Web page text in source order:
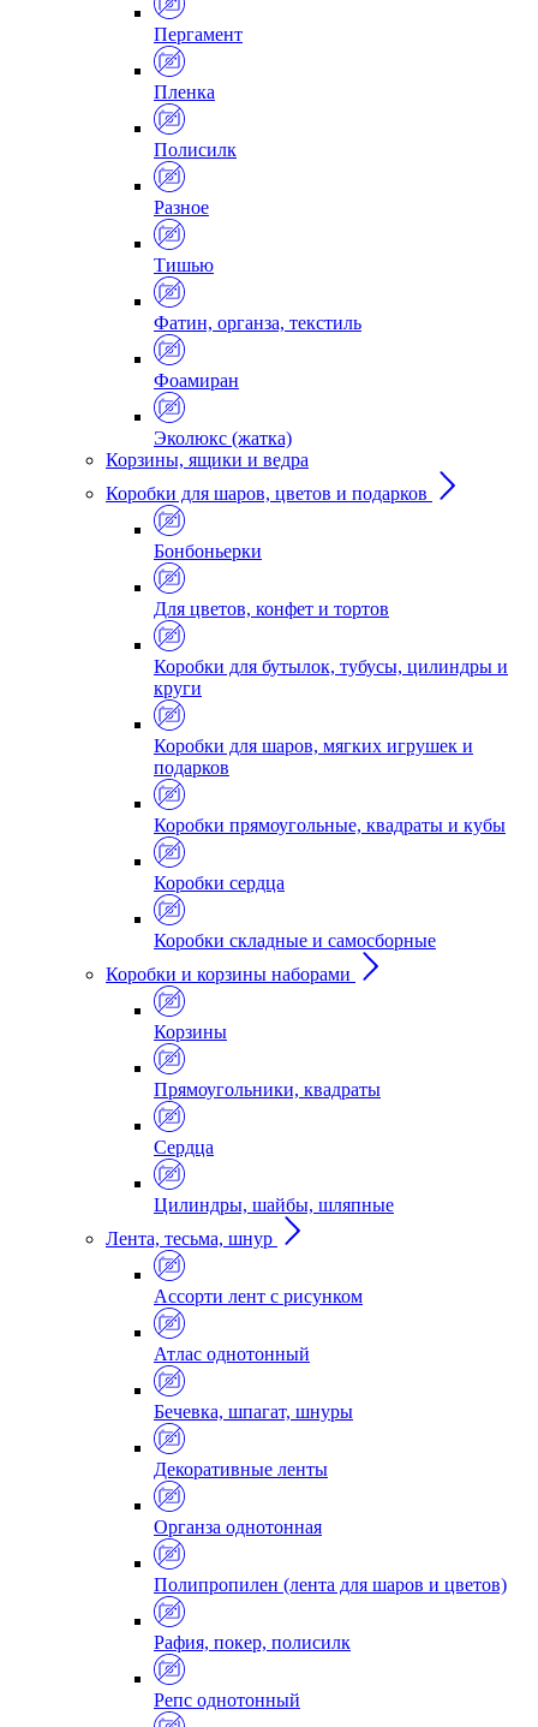
Пергамент
Пленка
Полисилк
Разное
Тишью
Фатин, органза, текстиль
Фоамиран
Эколюкс (жатка)
Корзины, ящики и ведра
Коробки для шаров, цветов и подарков
Бонбоньерки
Для цветов, конфет и тортов
Коробки для бутылок, тубусы, цилиндры и
круги
Коробки для шаров, мягких игрушек и
подарков
Коробки прямоугольные, квадраты и кубы
Коробки сердца
Коробки складные и самосборные
Коробки и корзины наборами
Корзины
Прямоугольники, квадраты
Сердца
Цилиндры, шайбы, шляпные
Лента, тесьма, шнур
Ассорти лент с рисунком
Атлас однотонный
Бечевка, шпагат, шнуры
Декоративные ленты
Органза однотонная
Полипропилен (лента для шаров и цветов)
Рафия, покер, полисилк
Репс однотонный